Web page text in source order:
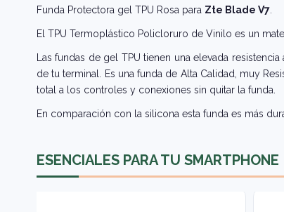
Funda Protectora gel TPU Rosa para Zte Blade V7
El TPU Termoplástico Policloruro de Vinilo es un
Las fundas de gel TPU tienen una elevada
de tu terminal. Es una funda de Alta Calidad, muy
total a los controles y conexiones sin quitar la funda.
En comparación con la silicona esta funda es más
ESENCIALES PARA TU SMARTPHONE